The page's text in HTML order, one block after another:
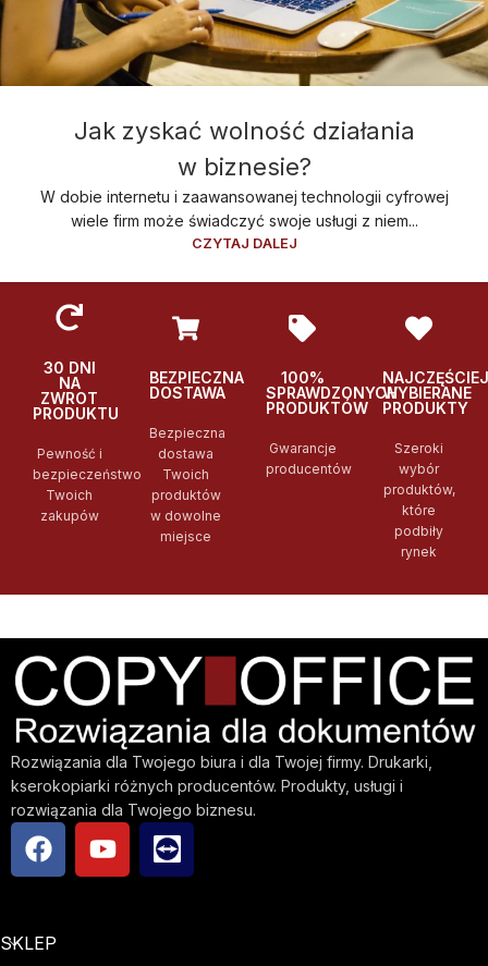
Jak zyskać wolność działania
w biznesie?
W dobie internetu i zaawansowanej technologii cyfrowej
wiele firm może świadczyć swoje usługi z niem...
CZYTAJ DALEJ
30 DNI
NA
ZWROT
PRODUKTU
Pewność i
bezpieczeństwo
Twoich
zakupów
BEZPIECZNA
DOSTAWA
Bezpieczna
dostawa
Twoich
produktów
w dowolne
miejsce
100%
SPRAWDZONYCH
PRODUKTÓW
Gwarancje
producentów
NAJCZĘŚCIEJ
WYBIERANE
PRODUKTY
Szeroki
wybór
produktów,
które
podbiły
rynek
Rozwiązania dla Twojego biura i dla Twojej firmy. Drukarki,
kserokopiarki różnych producentów. Produkty, usługi i
rozwiązania dla Twojego biznesu.
SKLEP